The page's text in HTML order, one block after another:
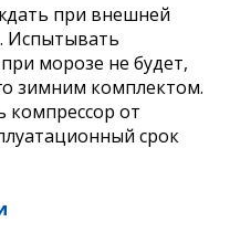
при внешней
Испытывать
морозе не будет,
зимним комплектом.
компрессор от
срок